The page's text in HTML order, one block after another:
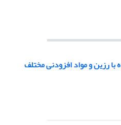
رزین‌ و مواد افزودنی مختلف